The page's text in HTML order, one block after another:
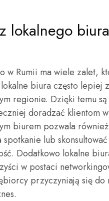
lokalnego biura
w Rumii ma wiele zalet,
biura często lepiej
regionie. Dzięki temu
doradzać klientom
biurem pozwala
lub
Dodatkowo lokalne
w postaci
przyczyniają się